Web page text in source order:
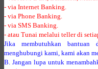
- via Internet Banking.
- via Phone Banking.
- via SMS Banking.
- atau Tunai melalui teller di
Jika membutuhkan bantuan
menghubungi kami, kami akan
B. Jangan lupa untuk